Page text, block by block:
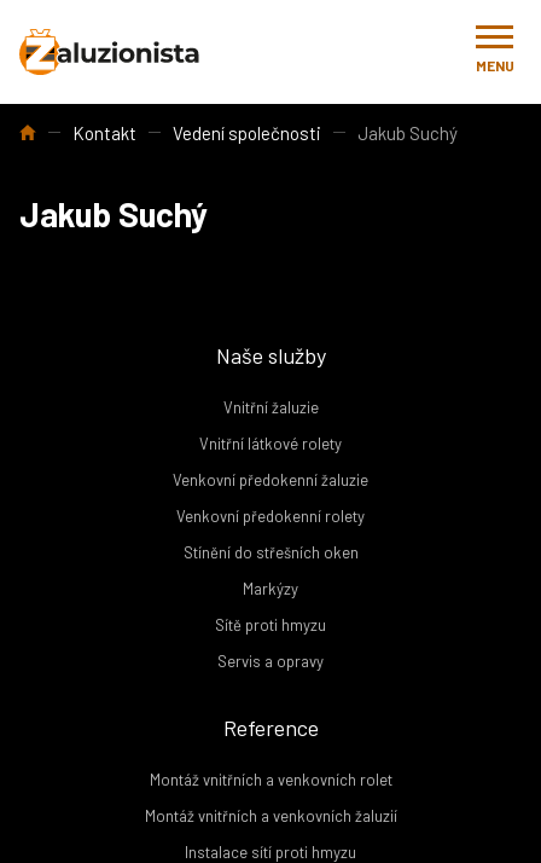
MENU
Úvod Kontakt Vedení společnosti Jakub Suchý
Jakub Suchý
Naše služby
Vnitřní žaluzie
Vnitřní látkové rolety
Venkovní předokenní žaluzie
Venkovní předokenní rolety
Stínění do střešních oken
Markýzy
Sítě proti hmyzu
Servis a opravy
Reference
Montáž vnitřních a venkovních rolet
Montáž vnitřních a venkovních žaluzií
Instalace sítí proti hmyzu